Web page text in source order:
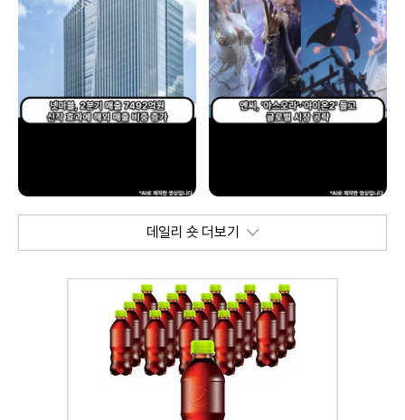
데일리 숏 더보기